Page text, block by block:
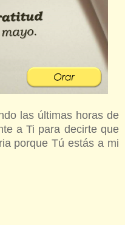
las últimas horas de
a Ti para decirte que
porque Tú estás a mi